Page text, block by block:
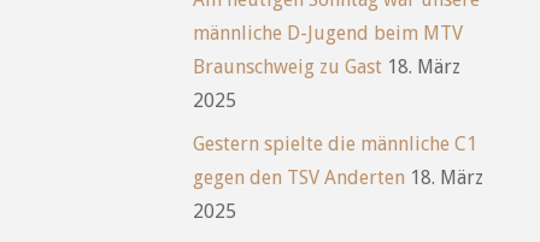
männliche D-Jugend beim MTV
Braunschweig zu Gast 18. März
2025
Gestern spielte die männliche C1
gegen den TSV Anderten 18. März
2025